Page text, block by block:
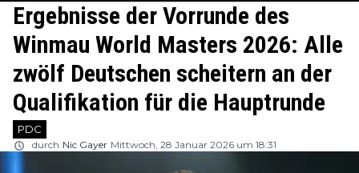
Ergebnisse der Vorrunde des
Winmau World Masters 2026: Alle
zwölf Deutschen scheitern an der
Qualifikation für die Hauptrunde
PDC
durch Nic Gayer Mittwoch, 28 Januar 2026 um 18:31